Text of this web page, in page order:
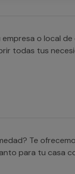
o local
todas tus
Te
para tu casa